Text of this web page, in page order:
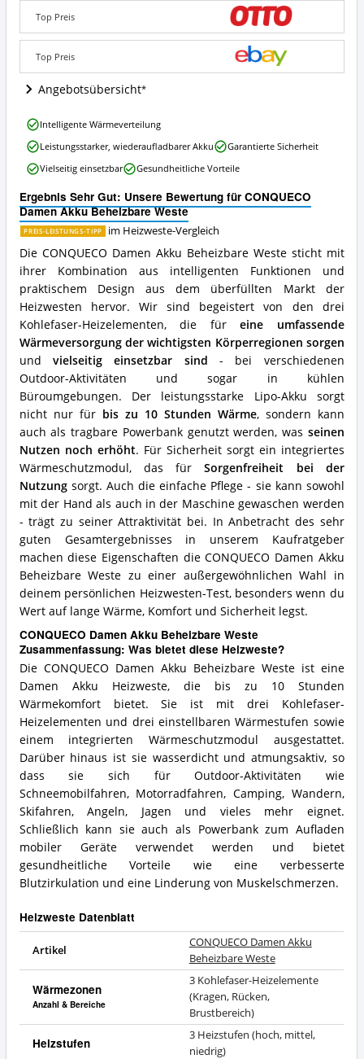
Beheizbare
Weste
Angebote:
ist
diese
Heizweste
Top Preis
Top Preis
Angebotsübersicht
Ergebnis Sehr Gut: Unsere Bewertung für CONQUECO
Damen Akku Beheizbare Weste
PREIS-LEISTUNGS-TIPP im Heizweste-Vergleich
Die CONQUECO Damen Akku Beheizbare Weste sticht mit
ihrer Kombination aus intelligenten Funktionen und
praktischem Design aus dem überfüllten Markt der
Heizwesten hervor. Wir sind begeistert von den drei
Kohlefaser-Heizelementen, die füreine umfassende
Wärmeversorgung der wichtigsten Körperregionen sorgen
undvielseitig einsetzbar sind - bei verschiedenen
Outdoor-Aktivitäten und sogar in kühlen
Büroumgebungen. Der leistungsstarke Lipo-Akku sorgt
nicht nur für bis zu 10 Stunden Wärme, sondern kann
auch als tragbare Powerbank genutzt werden, was seinen
Nutzen noch erhöht. Für Sicherheit sorgt ein integriertes
Wärmeschutzmodul, das fürSorgenfreiheit bei der
Nutzungsorgt. Auch die einfache Pflege - sie kann sowohl
mit der Hand als auch in der Maschine gewaschen werden
- trägt zu seiner Attraktivität bei. In Anbetracht des sehr
guten Gesamtergebnisses in unserem Kaufratgeber
machen diese Eigenschaften die CONQUECO Damen Akku
Beheizbare Weste zu einer außergewöhnlichen Wahl in
deinem persönlichen Heizwesten-Test, besonders wenn du
Wert auf lange Wärme, Komfort und Sicherheit legst.
CONQUECO Damen Akku Beheizbare Weste
Zusammenfassung: Was bietet diese Heizweste?
Die CONQUECO Damen Akku Beheizbare Weste ist eine
Damen Akku Heizweste, die bis zu 10 Stunden
Wärmekomfort bietet. Sie ist mit drei Kohlefaser-
Heizelementen und drei einstellbaren Wärmestufen sowie
einem integrierten Wärmeschutzmodul ausgestattet.
Darüber hinaus ist sie wasserdicht und atmungsaktiv, so
dass sie sich für Outdoor-Aktivitäten wie
Schneemobilfahren, Motorradfahren, Camping, Wandern,
Skifahren, Angeln, Jagen und vieles mehr eignet.
Schließlich kann sie auch als Powerbank zum Aufladen
mobiler Geräte verwendet werden und bietet
gesundheitliche Vorteile wie eine verbesserte
Blutzirkulation und eine Linderung von Muskelschmerzen.
Heizweste Datenblatt
Artikel
CONQUECO Damen Akku
Beheizbare Weste
Wärmezonen
Anzahl & Bereiche
3 Kohlefaser-Heizelemente
(Kragen, Rücken,
Brustbereich)
Heizstufen
3 Heizstufen (hoch, mittel,
niedrig)
CONQUECO
Damen
Akku
Beheizbare
Weste
Vorteile:
Was
spricht
für
diese
Heizweste?
Intelligente Wärmeverteilung
Leistungsstarker, wiederaufladbarer Akku
Garantierte Sicherheit
Vielseitig einsetzbar
Gesundheitliche Vorteile